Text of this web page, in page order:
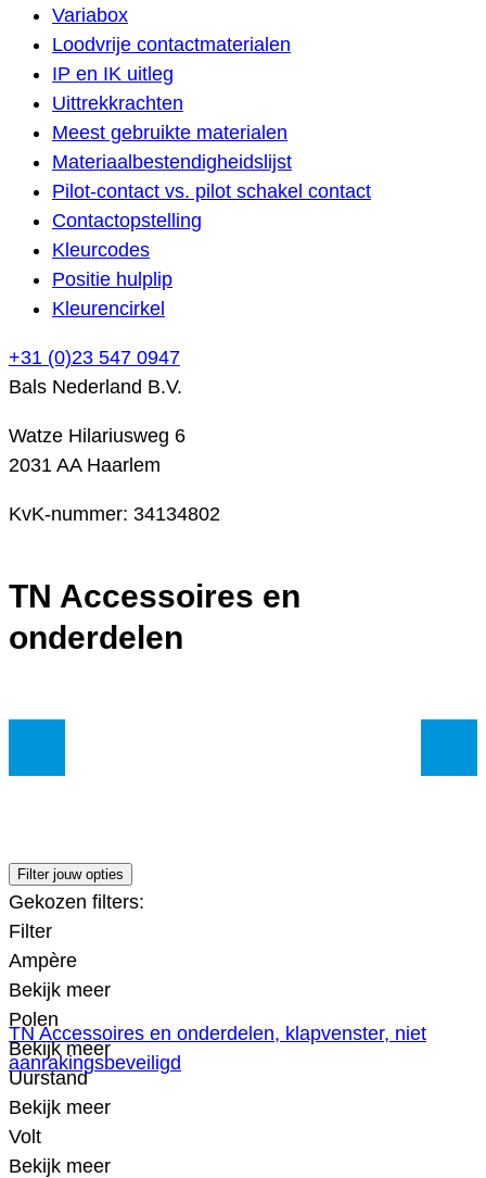
Variabox
Loodvrije contactmaterialen
IP en IK uitleg
Uittrekkrachten
Meest gebruikte materialen
Materiaalbestendigheidslijst
Pilot-contact vs. pilot schakel contact
Contactopstelling
Kleurcodes
Positie hulplip
Kleurencirkel
+31 (0)23 547 0947
Bals Nederland B.V.
Watze Hilariusweg 6
2031 AA Haarlem
KvK-nummer: 34134802
TN Accessoires en
onderdelen
TN Accessoires en onderdelen, klapvenster, niet
aanrakingsbeveiligd
Filter jouw opties
Gekozen filters:
Filter
Ampère
Bekijk meer
Polen
Bekijk meer
Uurstand
Bekijk meer
Volt
Bekijk meer